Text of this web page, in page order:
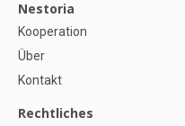
Nestoria
Kooperation
Über
Kontakt
Rechtliches